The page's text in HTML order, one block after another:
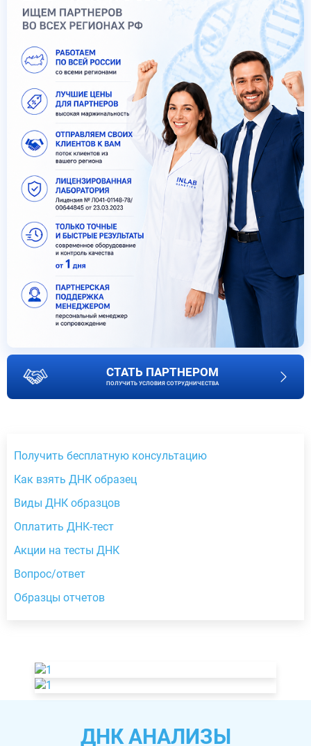
СТАТЬ ПАРТНЕРОМ
ПОЛУЧИТЬ УСЛОВИЯ СОТРУДНИЧЕСТВА
Получить бесплатную консультацию
Как взять ДНК образец
Виды ДНК образцов
Оплатить ДНК-тест
Акции на тесты ДНК
Вопрос/ответ
Образцы отчетов
ДНК АНАЛИЗЫ